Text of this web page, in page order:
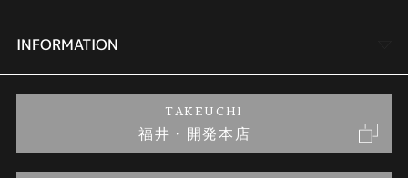
セットリング
婚約ネックレス
金・プラチナのお取引
商品一覧
ブランドリスト
金澤指輪工房｜手作りペアリング
会社概要
お客様の声
INFORMATION
TAKEUCHI
福井・開発本店